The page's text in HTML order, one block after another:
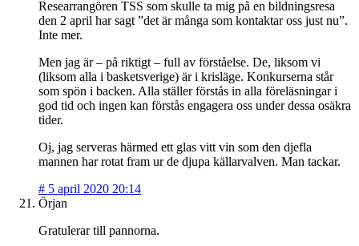
Researrangören TSS som skulle ta mig på en bildningsresa
den 2 april har sagt ”det är många som kontaktar oss just nu”.
Inte mer.
Men jag är – på riktigt – full av förståelse. De, liksom vi
(liksom alla i basketsverige) är i krisläge. Konkurserna står
som spön i backen. Alla ställer förstås in alla föreläsningar i
god tid och ingen kan förstås engagera oss under dessa osäkra
tider.
Oj, jag serveras härmed ett glas vitt vin som den djefla
mannen har rotat fram ur de djupa källarvalven. Man tackar.
# 5 april 2020 20:14
Örjan
Gratulerar till pannorna.